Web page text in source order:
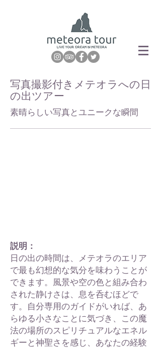
写真撮影付きメテオラへの日
の出ツアー
素晴らしい写真とユニークな瞬間
説明：
日の出の時間は、メテオラのエリア
で最も幻想的な気分を味わうことが
できます。風景や空の色と組み合わ
された静けさは、息を呑むほどで
す。自分専用のガイドがいれば、あ
らゆる小さなことに気づき、この魔
法の場所のスピリチュアルなエネル
ギーと神聖さを感じ、あなたの経験